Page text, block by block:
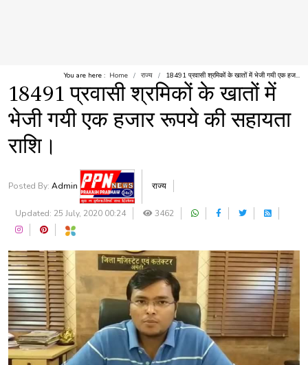
You are here : Home राज्य 18491 प्रवासी श्रमिकों के खातों में भेजी गयी एक हज...
18491 प्रवासी श्रमिकों के खातों में
भेजी गयी एक हजार रूपये की सहायता
राशि।
Posted By: Admin राज्य
Updated: 25 July, 2020 00:24 3462